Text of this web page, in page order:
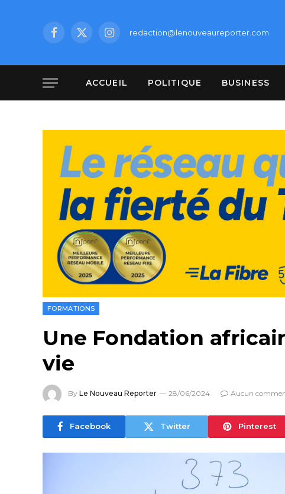
Facebook
X
Instagramredaction@lenouveaureporter.com
ACCUEIL POLITIQUE BUSINESS
FORMATIONS
Une Fondation
vie
By Le Nouveau Reporter 28/06/2024 Aucun
Facebook Twitter Pinterest